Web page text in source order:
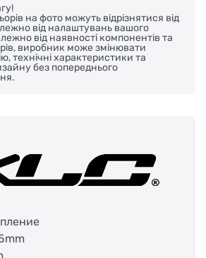
на фото можуть відрізнятися від
від налаштувань вашого
від наявності компонентів та
виробник може змінювати
технічні характеристики та
без попереднього